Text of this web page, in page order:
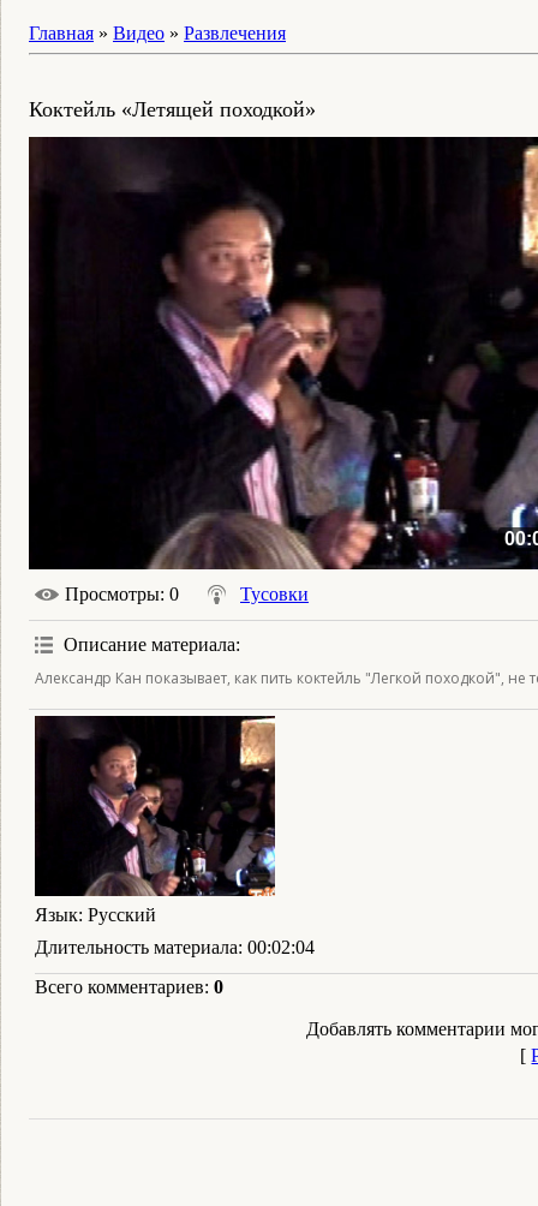
Главная » Видео » Развлечения
Коктейль «Летящей походкой»
Просмотры: 0 Тусовки
Описание материала:
Александр Кан показывает, как пить коктейль "Легкой походкой", не
Язык: Русский
Длительность материала: 00:02:04
Всего комментариев: 0
Добавлять комментарии
[